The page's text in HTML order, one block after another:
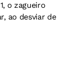
o zagueiro
ao desviar de